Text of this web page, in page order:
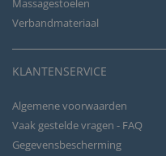
Massagestoelen
Verbandmateriaal
KLANTENSERVICE
Algemene voorwaarden
Vaak gestelde vragen - FAQ
Gegevensbescherming